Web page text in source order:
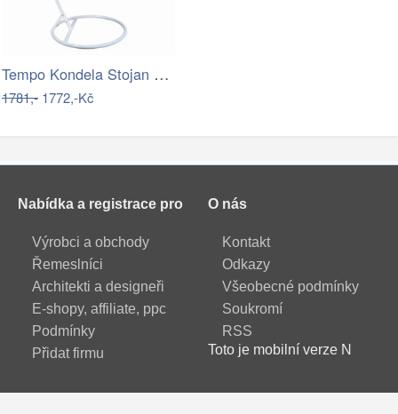
Tempo Kondela Stojan na závěsné houpací…
1781,- 1772,-Kč
Nabídka a registrace pro
Výrobci a obchody
Řemeslníci
Architekti a designeři
E-shopy, affiliate, ppc
Podmínky
Přidat firmu
O nás
Kontakt
Odkazy
Všeobecné podmínky
Soukromí
RSS
Toto je mobilní verze N